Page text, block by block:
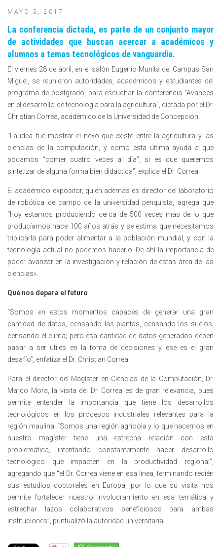
MAYO 5, 2017
La conferencia dictada, es parte de un conjunto mayor
de actividades que buscan acercar a académicos y
alumnos a temas tecnológicos de vanguardia.
El viernes 28 de abril, en el salón Eugenio Munita del Campus San
Miguel, se reunieron autoridades, académicos y estudiantes del
programa de postgrado, para escuchar la conferencia “Avances
en el desarrollo de tecnología para la agricultura”, dictada por el Dr.
Christian Correa, académico de la Universidad de Concepción.
“La idea fue mostrar el nexo que existe entre la agricultura y las
ciencias de la computación, y como esta última ayuda a que
podamos “comer cuatro veces al día”, si es que queremos
sintetizar de alguna forma bien didáctica”, explica el Dr. Correa.
El académico expositor, quien además es director del laboratorio
de robótica de campo de la universidad penquista, agrega que
“hoy estamos produciendo cerca de 500 veces más de lo que
producíamos hace 100 años atrás y se estima que necesitamos
triplicarla para poder alimentar a la población mundial, y con la
tecnología actual no podemos hacerlo. De ahí la importancia de
poder avanzar en la investigación y relación de estas área de las
ciencias».
Qué nos depara el futuro
“Somos en estos momentos capaces de generar una gran
cantidad de datos, censando las plantas, censando los suelos,
censando el clima; pero esa cantidad de datos generados deben
pasar a ser útiles en la toma de decisiones y ese es el gran
desafío”, enfatiza el Dr. Christian Correa.
Para el director del Magíster en Ciencias de la Computación, Dr.
Marco Mora, la visita del Dr. Correa es de gran relevancia, pues
permite entender la importancia que tiene los desarrollos
tecnológicos en los procesos industriales relevantes para la
región maulina. “Somos una región agrícola y lo que hacemos en
nuestro magíster tiene una estrecha relación con esta
problemática, intentando constantemente hacer desarrollo
tecnológico que impacten en la productividad regional”,
agregando que “el Dr. Correa viene en esa línea, terminando recién
sus estudios doctorales en Europa, por lo que su visita nos
permite fortalecer nuestro involucramiento en esa temática y
estrechar lazos colaborativos beneficiosos para ambas
instituciones”, puntualizó la autoridad universitaria.